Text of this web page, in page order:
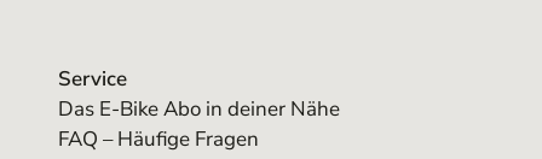
Service
Das E-Bike Abo in deiner Nähe
FAQ – Häufige Fragen